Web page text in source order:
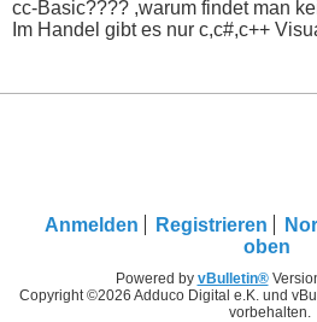
cc-Basic???? ,warum findet man
Im Handel gibt es nur c,c#,c++
Anmelden Registrieren
oben
Powered by vBulletin®
Copyright ©2026 Adduco Digital e.K. und
vorbehalten.